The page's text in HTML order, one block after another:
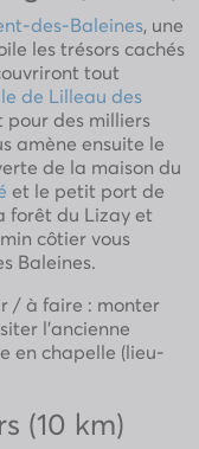
des-Baleines, une
les trésors cachés
tout
de Lilleau des
des milliers
amène ensuite le
de la maison du
et le petit port de
forêt du Lizay et
côtier vous
Baleines.
/ à faire : monter
l’ancienne
en chapelle (lieu-
(10 km)